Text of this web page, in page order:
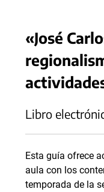
«José
Libro
Esta guía ofrece
aula con los
temporada de la